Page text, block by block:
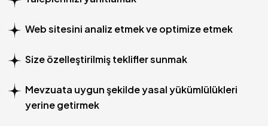
Web sitesini analiz etmek ve optimize etmek
Size özelleştirilmiş teklifler sunmak
Mevzuata uygun şekilde yasal yükümlülükleri
yerine getirmek